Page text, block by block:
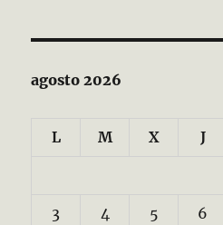
agosto 2026
L M X J
3 4 5 6